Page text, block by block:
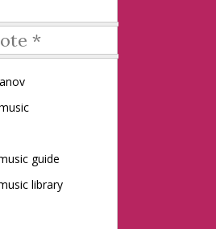
*
guide
library